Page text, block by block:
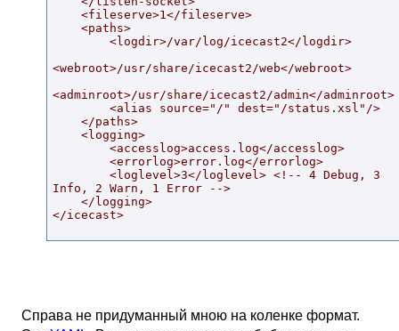
<webroot>/usr/share/icecast2/web</webroot>
<adminroot>/usr/share/icecast2/admin</adminroot>
Info, 2 Warn, 1 Error -->
</icecast>
Справа не придуманный мною на коленке формат.